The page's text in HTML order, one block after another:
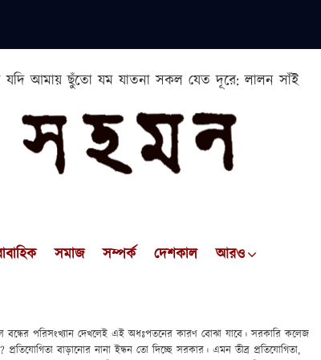
যদি আমায় ছুঁতো যম যাতনা সকল যেত দূরে: লালন সাঁই
সমাজ সম্পর্ক দেশকাল আরও
পরিসংখ্যান দেখলেই এই অধঃপতনের কারণ বোঝা যাবে। সরকারি কলেজ
বাড়ানোর নানা ইন্ধন তো দিচ্ছে সরকার। এমন তীব্র প্রতিযোগিতা,